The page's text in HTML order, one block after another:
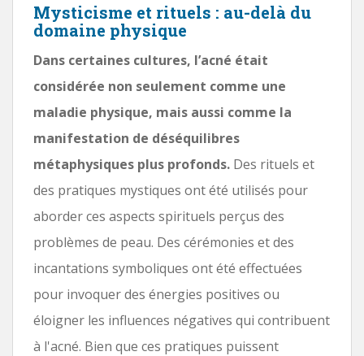
Mysticisme et rituels : au-delà du
domaine physique
Dans certaines cultures, l’acné était
considérée non seulement comme une
maladie physique, mais aussi comme la
manifestation de déséquilibres
métaphysiques plus profonds. Des rituels et
des pratiques mystiques ont été utilisés pour
aborder ces aspects spirituels perçus des
problèmes de peau. Des cérémonies et des
incantations symboliques ont été effectuées
pour invoquer des énergies positives ou
éloigner les influences négatives qui contribuent
à l'acné. Bien que ces pratiques puissent